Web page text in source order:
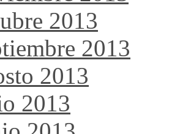
2013
2013
2013
2013